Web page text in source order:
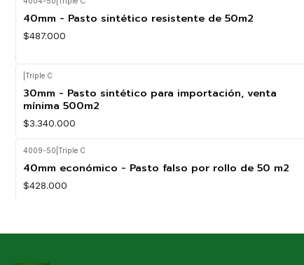
40mm - Pasto sintético resistente de 50m2
$487.000
Triple C
30mm - Pasto sintético para importación, venta
mínima 500m2
$3.340.000
4009-50 Triple C
40mm económico - Pasto falso por rollo de 50 m2
$428.000